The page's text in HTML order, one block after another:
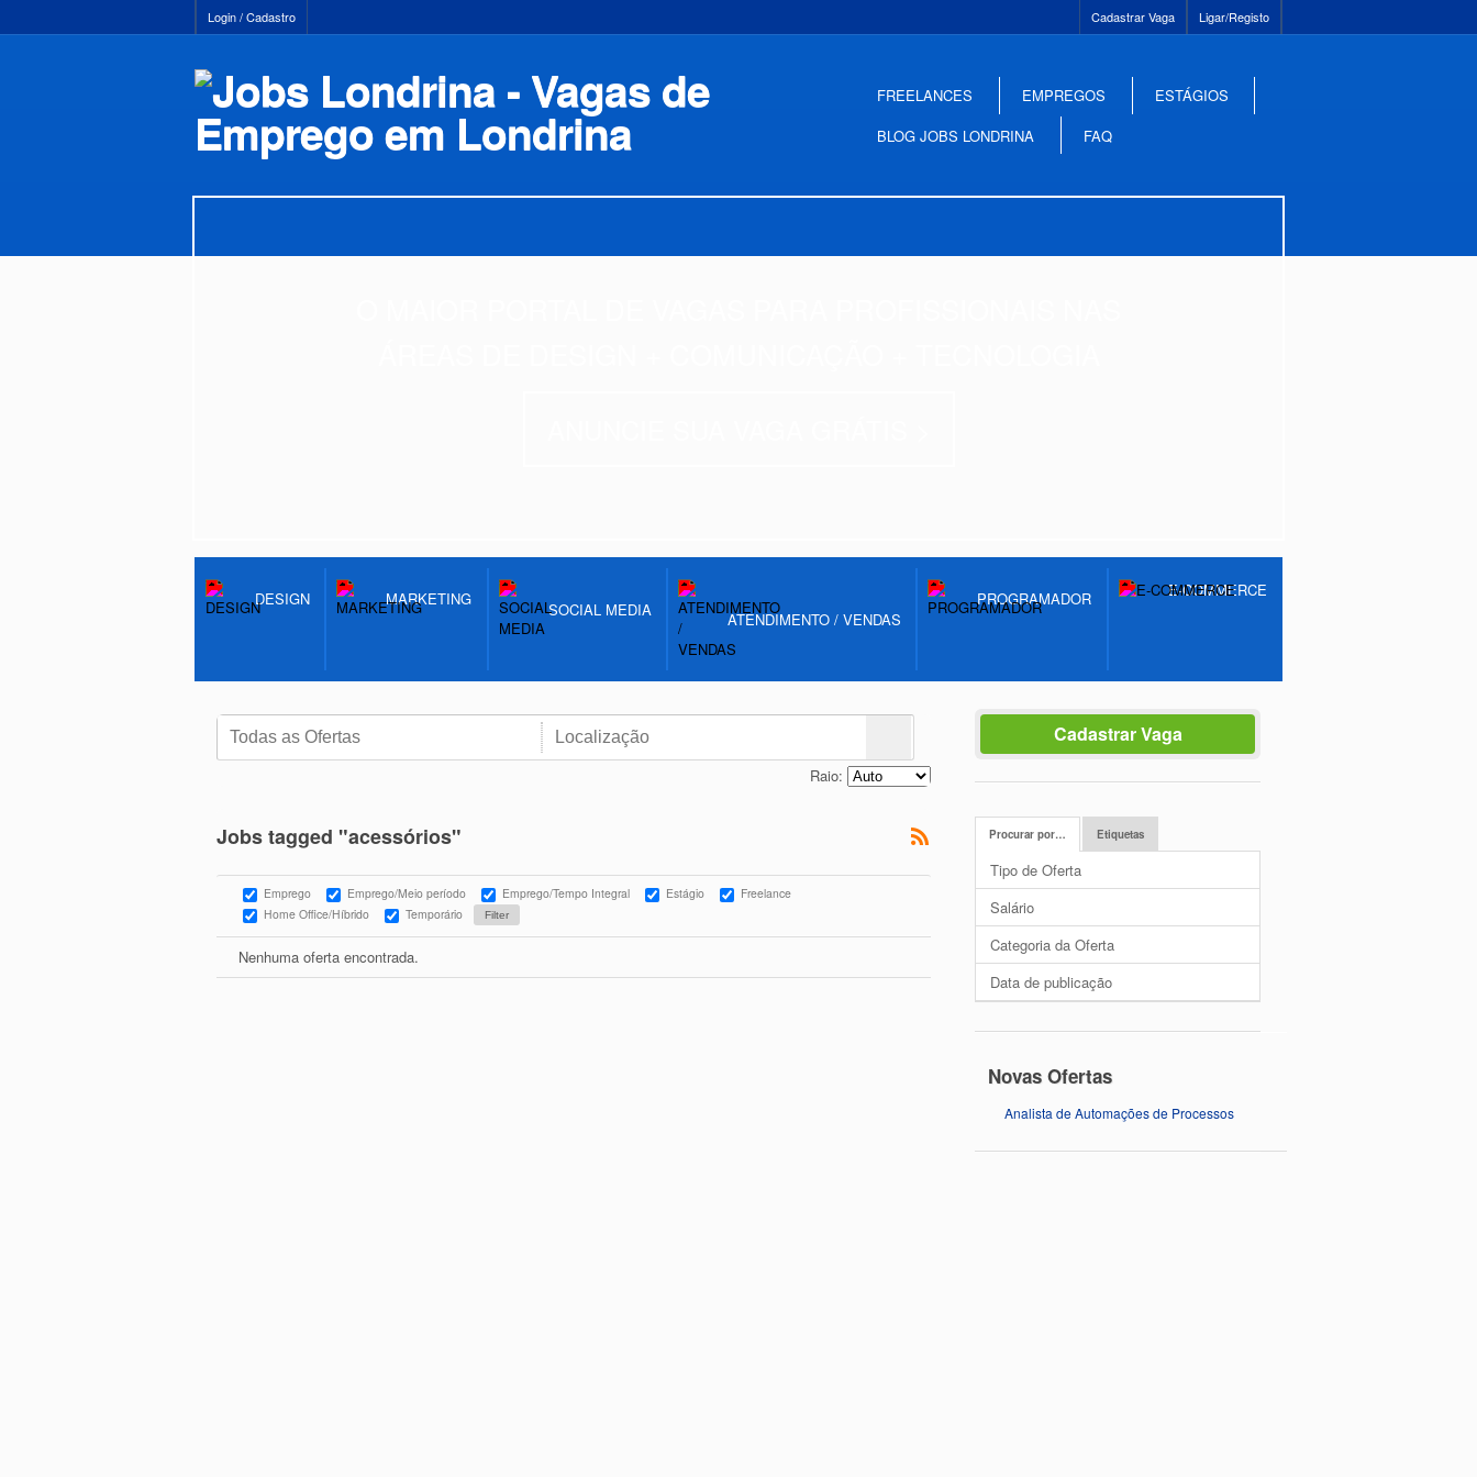
Login / Cadastro Ligar/Registo
Cadastrar Vaga
FREELANCES EMPREGOS
ESTÁGIOS
BLOG JOBS LONDRINA
FAQ
DESIGN MARKETING SOCIAL MEDIA ATENDIMENTO / VENDAS
PROGRAMADOR E-COMMERCE
Raio:
Jobs tagged "acessórios"
Emprego Emprego/Meio período Emprego/Tempo Integral Estágio
Freelance
Home Office/Híbrido
Temporário
Nenhuma oferta encontrada.
Cadastrar Vaga
Procurar por… Etiquetas
Tipo de Oferta
Salário
Categoria da Oferta
Data de publicação
Novas Ofertas
Analista de Automações de Processos